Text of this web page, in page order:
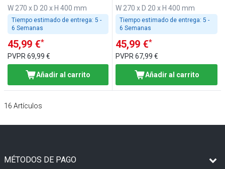
cuidar
W 270 x D 20 x H 400 mm
Tiempo estimado de entrega: 5 -
6 Semanas
45,99 €*
PVPR 69,99 €
Añadir al carrito
cuidar
W 270 x D 20 x H 400 mm
Tiempo estimado de entrega: 5 -
6 Semanas
45,99 €*
PVPR67,99 €
Añadir al carrito
16 Artículos
MÉTODOS DE PAGO